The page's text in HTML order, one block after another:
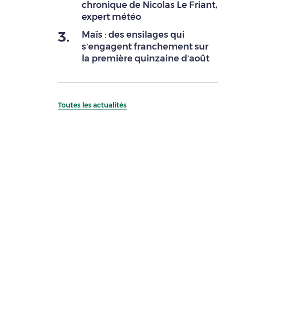
chronique de Nicolas Le Friant,
expert météo
3.
Maïs : des ensilages qui
s’engagent franchement sur
la première quinzaine d’août
Toutes les actualités